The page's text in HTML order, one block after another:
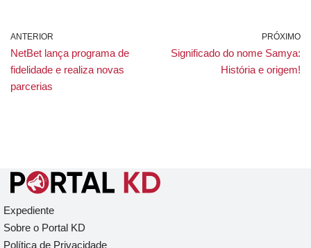
ANTERIOR
NetBet lança programa de
fidelidade e realiza novas
parcerias
PRÓXIMO
Significado do nome Samya:
História e origem!
Expediente
Sobre o Portal KD
Política de Privacidade